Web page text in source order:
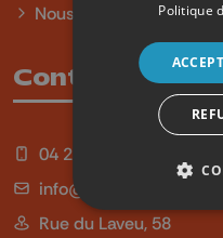
Nous contacter
Contact
04 254 99 99
info@qu4tre.be
Rue du Laveu, 58
Politique